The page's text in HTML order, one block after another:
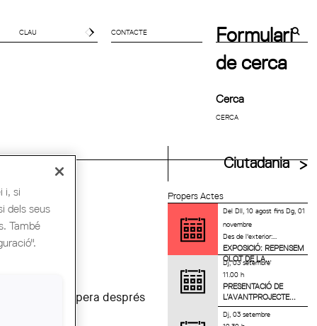
CONTACTE
Formulari
de cerca
Cerca
UIA Ciutadania
Propers Actes
DelDll, 10 agostfinsDg, 01
novembre
Des de l'exterior:...
EXPOSICIÓ: REPENSEM
OLOT DE LA...
Dj, 03 setembre
11.00 h
PRESENTACIÓ DE
L’AVANTPROJECTE...
Dj, 03 setembre
i que es recupera després
i, si
dels seus
També